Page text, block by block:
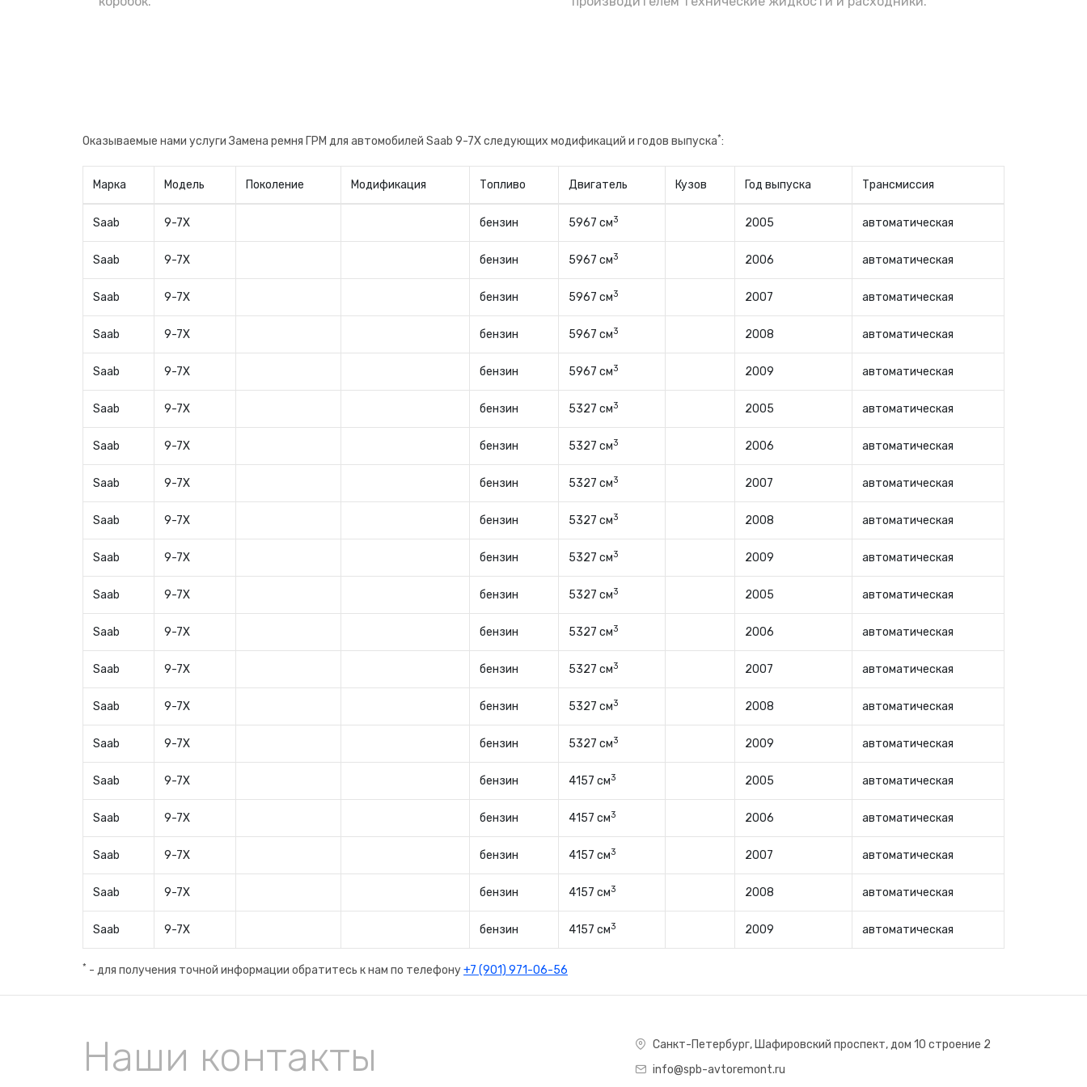
Оказываемые нами услуги Замена ремня ГРМ для автомобилей Saab 9-7X следующих модификаций и годов выпуска*:
Марка Модель Поколение Модификация Топливо Двигатель Кузов Год выпуска Трансмиссия
Saab 9-7X бензин 5967 см3 2005 автоматическая
Saab 9-7X бензин 5967 см3 2006 автоматическая
Saab 9-7X бензин 5967 см3 2007 автоматическая
Saab 9-7X бензин 5967 см3 2008 автоматическая
Saab 9-7X бензин 5967 см3 2009 автоматическая
Saab 9-7X бензин 5327 см3 2005 автоматическая
Saab 9-7X бензин 5327 см3 2006 автоматическая
Saab 9-7X бензин 5327 см3 2007 автоматическая
Saab 9-7X бензин 5327 см3 2008 автоматическая
Saab 9-7X бензин 5327 см3 2009 автоматическая
Saab 9-7X бензин 5327 см3 2005 автоматическая
Saab 9-7X бензин 5327 см3 2006 автоматическая
Saab 9-7X бензин 5327 см3 2007 автоматическая
Saab 9-7X бензин 5327 см3 2008 автоматическая
Saab 9-7X бензин 5327 см3 2009 автоматическая
Saab 9-7X бензин 4157 см3 2005 автоматическая
Saab 9-7X бензин 4157 см3 2006 автоматическая
Saab 9-7X бензин 4157 см3 2007 автоматическая
Saab 9-7X бензин 4157 см3 2008 автоматическая
Saab 9-7X бензин 4157 см3 2009 автоматическая
* - для получения точной информации обратитесь к нам по телефону+7 (901) 971-06-56
Наши контакты
Санкт-Петербург, Шафировский проспект, дом 10 строение 2
info@spb-avtoremont.ru